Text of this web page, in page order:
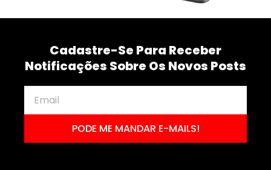
Cadastre-Se Para Receber
Notificações Sobre Os Novos Posts
PODE ME MANDAR E-MAILS!